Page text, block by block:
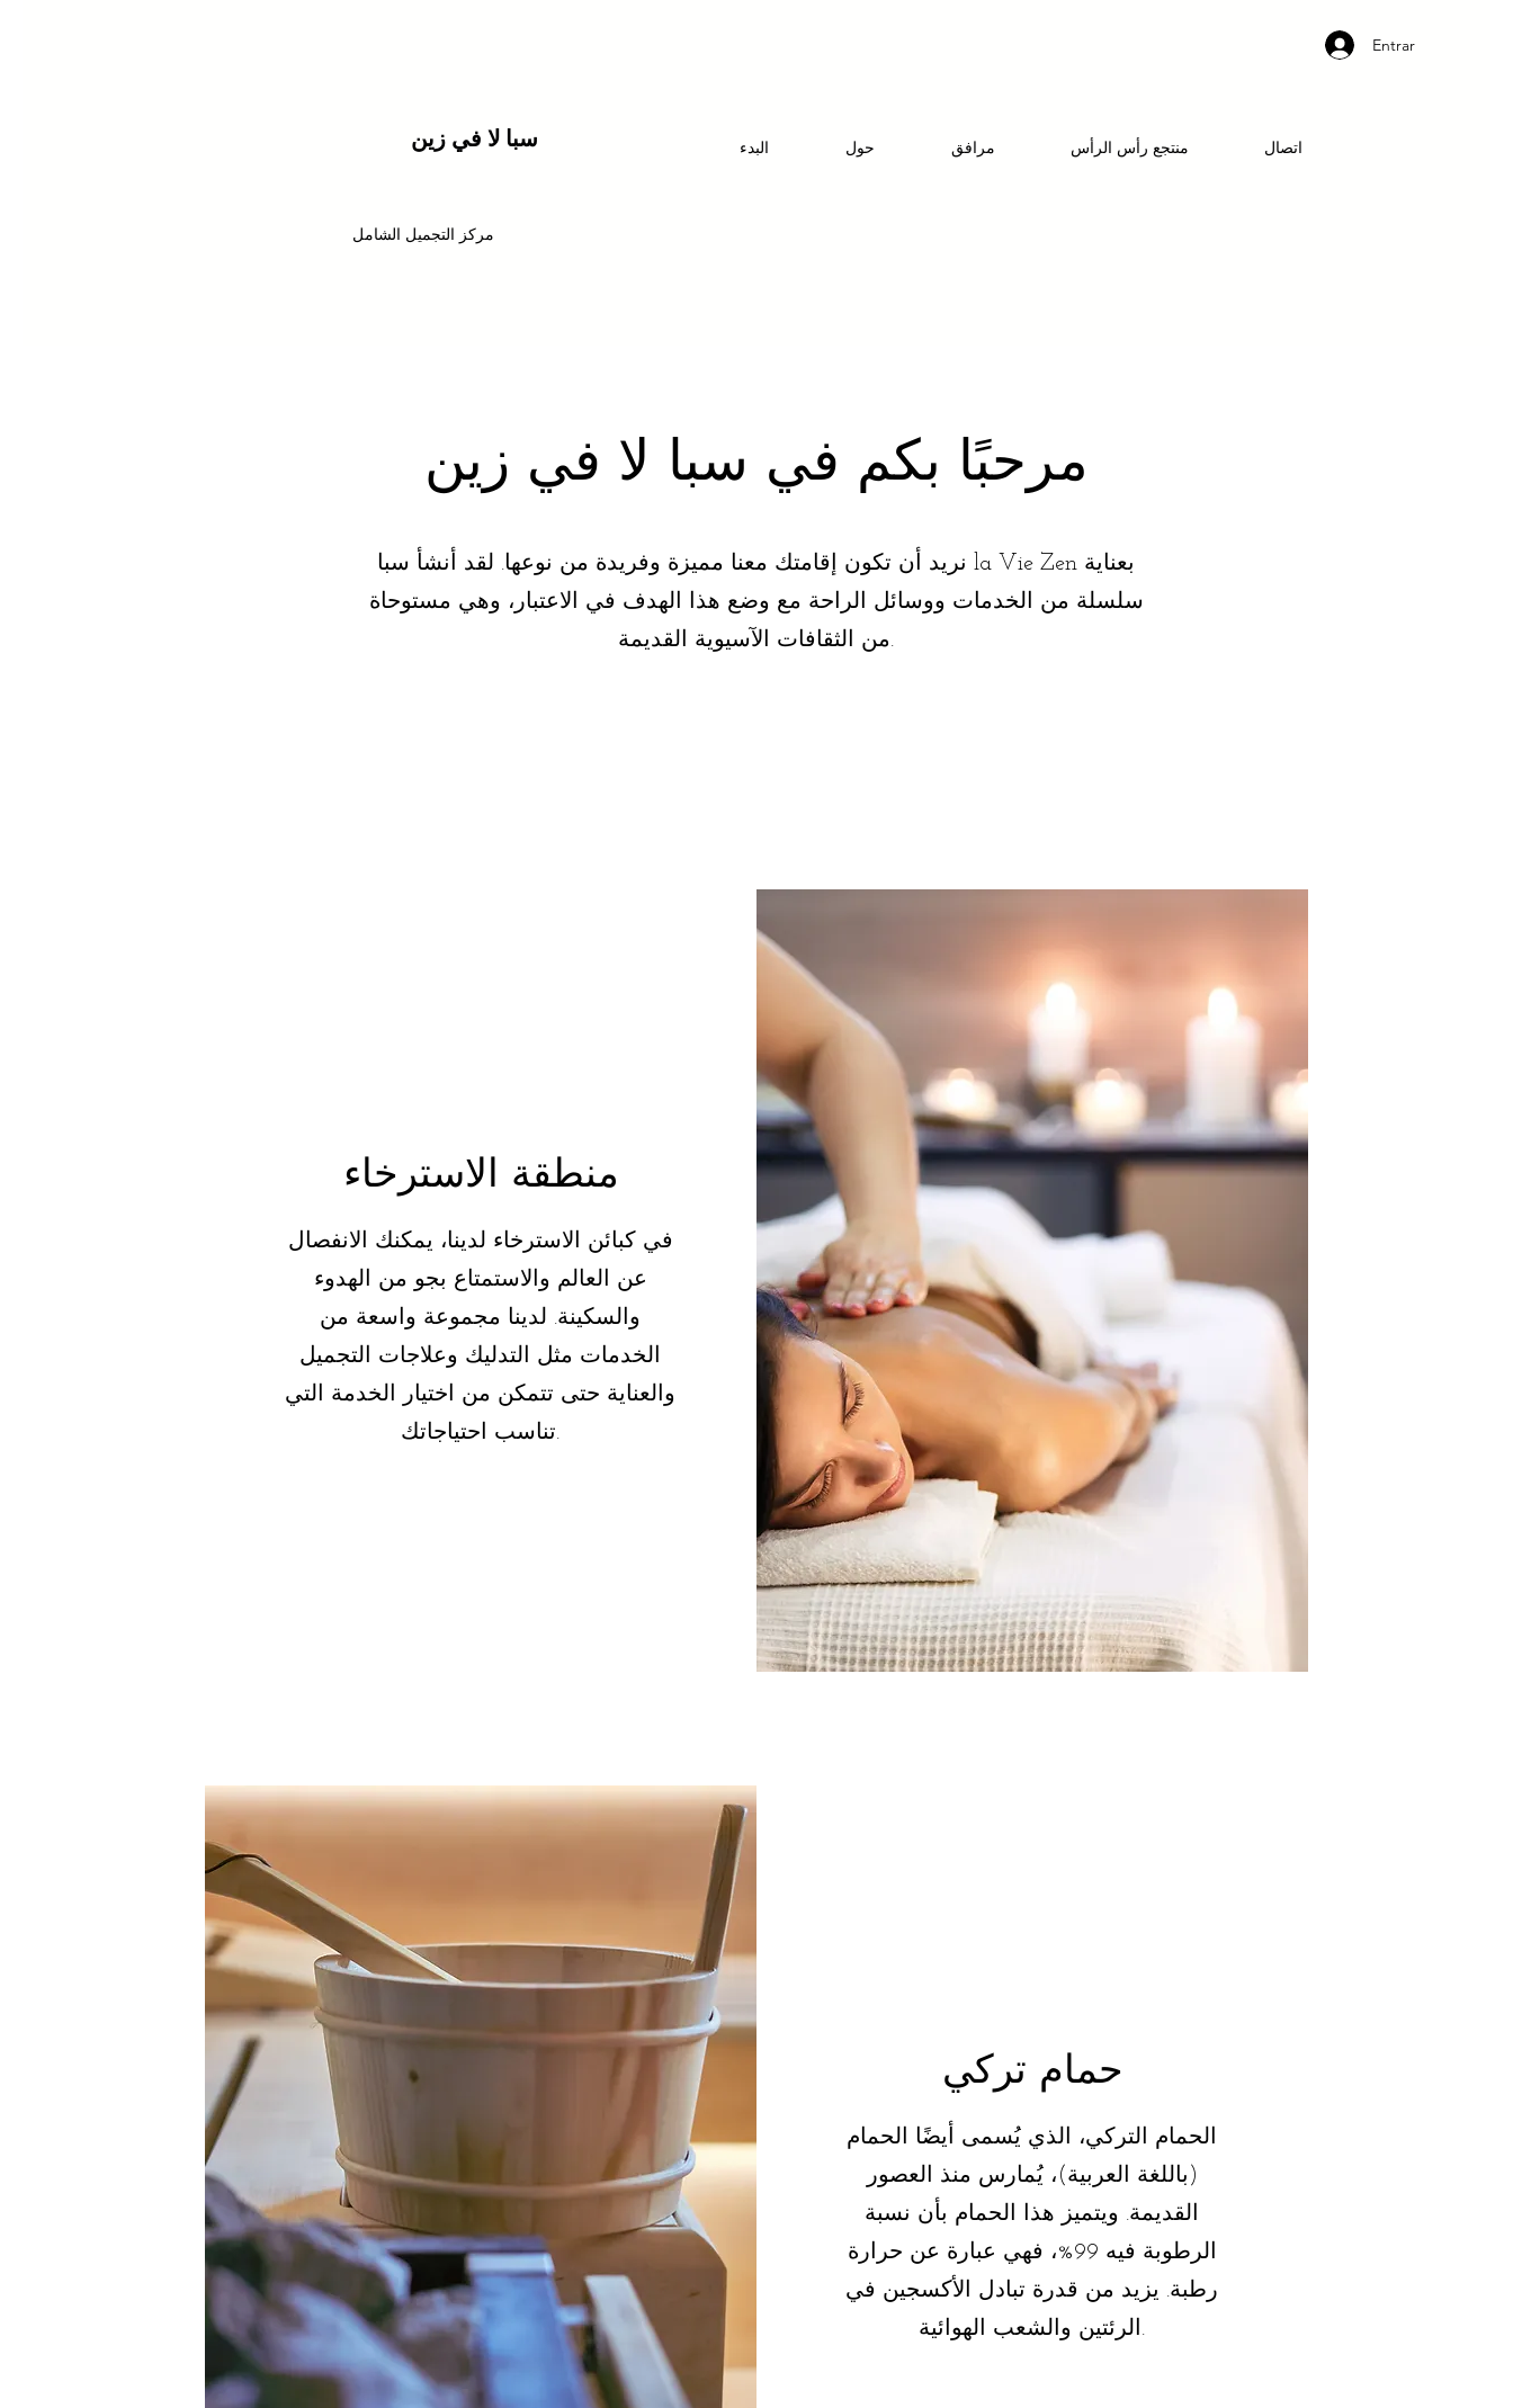
سبا لا في زين
مركز التجميل الشامل
Entrar
البدء حول مرافق منتجع رأس الرأس اتصال
مرحبًا بكم في سبا لا في زين
نريد أن تكون إقامتك معنا مميزة وفريدة من نوعها. لقد أنشأ سبا la Vie Zen بعناية
سلسلة من الخدمات ووسائل الراحة مع وضع هذا الهدف في الاعتبار، وهي مستوحاة
من الثقافات الآسيوية القديمة.
منطقة الاسترخاء
في كبائن الاسترخاء لدينا، يمكنك الانفصال
عن العالم والاستمتاع بجو من الهدوء
والسكينة. لدينا مجموعة واسعة من
الخدمات مثل التدليك وعلاجات التجميل
والعناية حتى تتمكن من اختيار الخدمة التي
تناسب احتياجاتك.
حمام تركي
الحمام التركي، الذي يُسمى أيضًا الحمام
(باللغة العربية)، يُمارس منذ العصور
القديمة. ويتميز هذا الحمام بأن نسبة
الرطوبة فيه 99%، فهي عبارة عن حرارة
رطبة. يزيد من قدرة تبادل الأكسجين في
الرئتين والشعب الهوائية.